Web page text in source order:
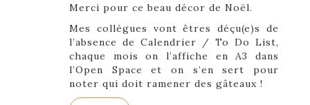
Merci pour ce beau décor de Noël.
Mes collègues vont êtres déçu(e)s de
l’absence de Calendrier / To Do List,
chaque mois on l’affiche en A3 dans
l’Open Space et on s’en sert pour
noter qui doit ramener des gâteaux !